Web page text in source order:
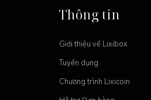
Thông tin
Giới thiệu về Lixibox
Tuyển dụng
Chương trình Lixicoin